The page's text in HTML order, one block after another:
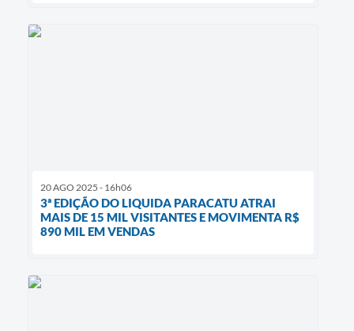
20 AGO 2025 - 16h06
3ª EDIÇÃO DO LIQUIDA PARACATU ATRAI
MAIS DE 15 MIL VISITANTES E MOVIMENTA R$
890 MIL EM VENDAS